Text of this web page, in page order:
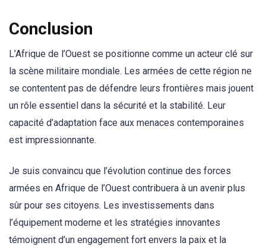
Conclusion
L’Afrique de l’Ouest se positionne comme un acteur clé sur
la scène militaire mondiale. Les armées de cette région ne
se contentent pas de défendre leurs frontières mais jouent
un rôle essentiel dans la sécurité et la stabilité. Leur
capacité d’adaptation face aux menaces contemporaines
est impressionnante.
Je suis convaincu que l’évolution continue des forces
armées en Afrique de l’Ouest contribuera à un avenir plus
sûr pour ses citoyens. Les investissements dans
l’équipement moderne et les stratégies innovantes
témoignent d’un engagement fort envers la paix et la